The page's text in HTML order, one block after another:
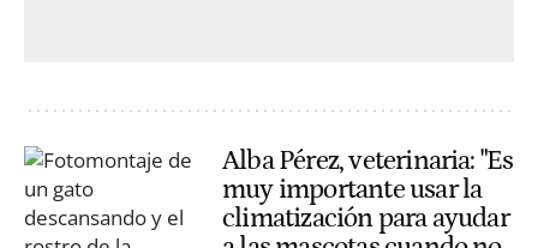
Alba Pérez, veterinaria: "Es
muy importante usar la
climatización para ayudar